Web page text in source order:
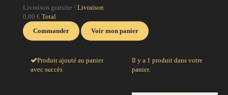
Livraison gratuite ! Livraison
0,00 € Total
Commander
Voir mon panier
Produit ajouté au panier
avec succès
Il y a 1 produit dans votre
panier.